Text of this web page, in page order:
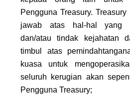
Pengguna Treasury.
jawab atas hal-hal yang
dan/atau tindak kejahatan
timbul atas
kuasa untuk
seluruh kerugian akan
Pengguna Treasury;